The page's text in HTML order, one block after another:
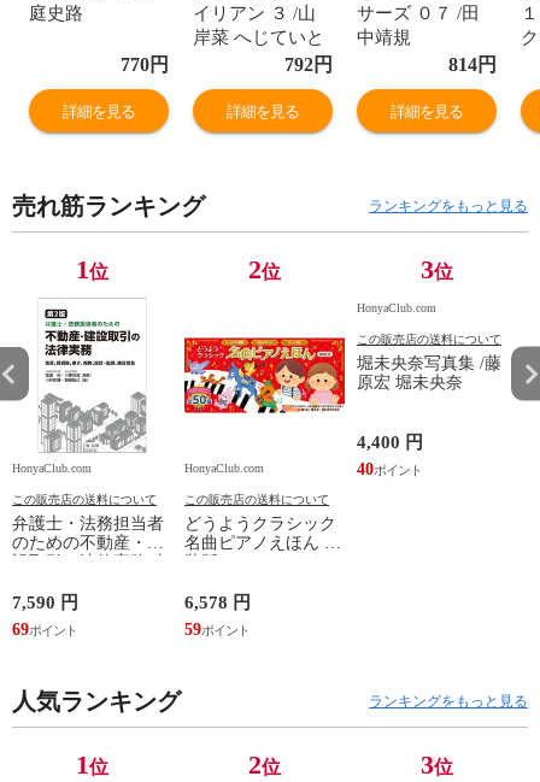
庭史路
770円
詳細を見る
イリアン ３ /山
岸菜 へじていと
792円
詳細を見る
サーズ ０７ /田
中靖規
814円
詳細を見る
売れ筋ランキング ランキングをもっと見る
1位
HonyaClub.com
この販売店の送料について
弁護士・法務担当者
のための不動産・建
開発、設計・監理、
建設請負 第２版 /富
田裕 小里佳嵩
7,590 円
69
2位
HonyaClub.com
この販売店の送料について
どうようクラシック
名曲ピアノえほん 新
ワシマミワコ
6,578 円
59
3位
HonyaClub.com
この販売店の送料について
堀未央奈写真集 /藤
原宏 堀未央奈
4,400 円
40
人気ランキング ランキングをもっと見る
1位 2位 3位